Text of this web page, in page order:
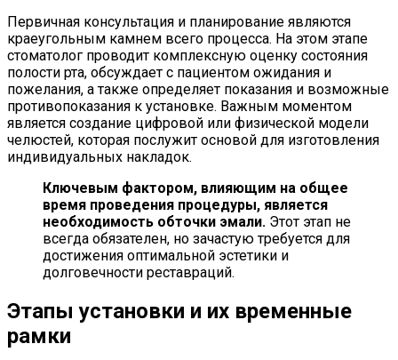
Первичная консультация и планирование являются
краеугольным камнем всего процесса. На этом этапе
стоматолог проводит комплексную оценку состояния
полости рта, обсуждает с пациентом ожидания и
пожелания, а также определяет показания и возможные
противопоказания к установке. Важным моментом
является создание цифровой или физической модели
челюстей, которая послужит основой для изготовления
индивидуальных накладок.
Ключевым фактором, влияющим на общее
время проведения процедуры, является
необходимость обточки эмали. Этот этап не
всегда обязателен, но зачастую требуется для
достижения оптимальной эстетики и
долговечности реставраций.
Этапы установки и их временные
рамки